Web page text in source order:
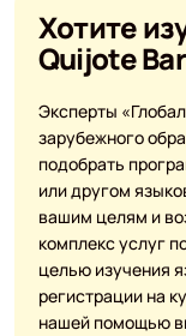
Хотите
Quijote
Эксперты
зарубежного
подобрать
или другом
вашим целям и
комплекс услуг
целью изучения
регистрации на
нашей помощью